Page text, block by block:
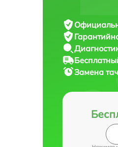
Замена